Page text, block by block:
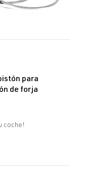
5 estrellas
para
de forja
coche!